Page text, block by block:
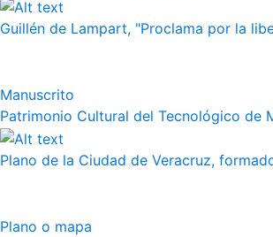
Guillén de Lampart, "Proclama por la
Manuscrito
Patrimonio Cultural del Tecnológico de
Plano de la Ciudad de Veracruz,
Plano o mapa